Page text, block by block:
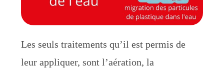
Les seuls traitements qu’il est permis de
leur appliquer, sont l’aération, la